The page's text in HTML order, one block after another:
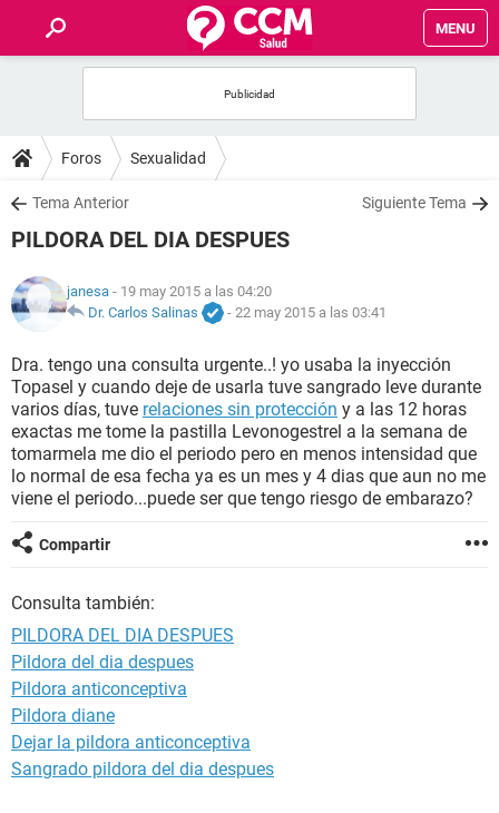
MENU
FOROS
SALUD
NUTRICIÓN
BIENESTAR
SEXUALIDAD
GLOSARIO
Foros Sexualidad
Tema Anterior Siguiente Tema
PILDORA DEL DIA DESPUES
janesa - 19 may 2015 a las 04:20
Dr. Carlos Salinas
- 22 may 2015 a las 03:41
Dra. tengo una consulta urgente..! yo usaba la inyección
Topasel y cuando deje de usarla tuve sangrado leve durante
varios días, tuve relaciones sin protección y a las 12 horas
exactas me tome la pastilla Levonogestrel a la semana de
tomarmela me dio el periodo pero en menos intensidad que
lo normal de esa fecha ya es un mes y 4 dias que aun no me
viene el periodo...puede ser que tengo riesgo de embarazo?
Compartir
Consulta también:
PILDORA DEL DIA DESPUES
Pildora del dia despues
Pildora anticonceptiva
Pildora diane
Dejar la pildora anticonceptiva
Sangrado pildora del dia despues